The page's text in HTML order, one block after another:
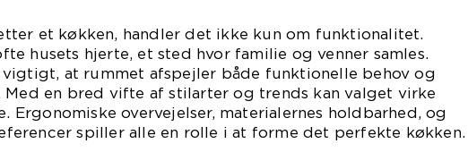
et køkken, handler det ikke kun om funktionalitet.
husets hjerte, et sted hvor familie og venner samles.
at rummet afspejler både funktionelle behov og
Med en bred vifte af stilarter og trends kan valget virke
Ergonomiske overvejelser, materialernes holdbarhed, og
spiller alle en rolle i at forme det perfekte køkken.